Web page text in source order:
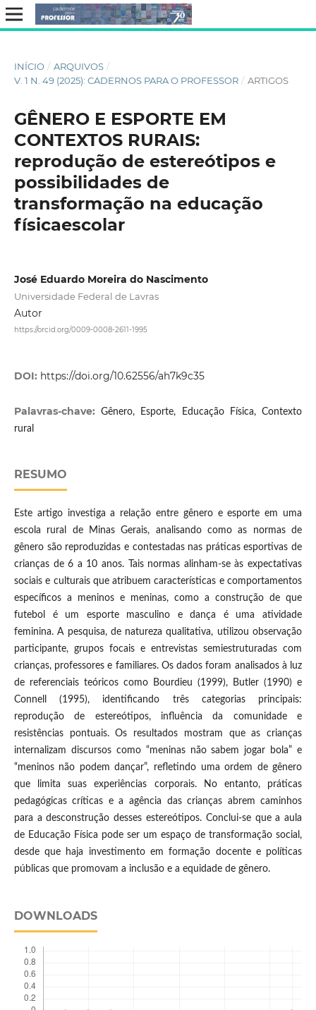
INÍCIO / ARQUIVOS /
V. 1 N. 49 (2025): CADERNOS PARA O PROFESSOR / ARTIGOS
GÊNERO E ESPORTE EM
CONTEXTOS RURAIS:
reprodução de estereótipos e
possibilidades de
transformação na educação
físicaescolar
José Eduardo Moreira do Nascimento
Universidade Federal de Lavras
Autor
https://orcid.org/0009-0008-2611-1995
DOI: https://doi.org/10.62556/ah7k9c35
Palavras-chave:Gênero, Esporte, Educação Física, Contexto
rural
RESUMO
Este artigo investiga a relação entre gênero e esporte em uma
escola rural de Minas Gerais, analisando como as normas de
gênero são reproduzidas e contestadas nas práticas esportivas de
crianças de 6 a 10 anos. Tais normas alinham-se às expectativas
sociais e culturais que atribuem características e comportamentos
específicos a meninos e meninas, como a construção de que
futebol é um esporte masculino e dança é uma atividade
feminina. A pesquisa, de natureza qualitativa, utilizou observação
participante, grupos focais e entrevistas semiestruturadas com
crianças, professores e familiares. Os dados foram analisados à luz
de referenciais teóricos como Bourdieu (1999), Butler (1990) e
Connell (1995), identificando três categorias principais:
reprodução de estereótipos, influência da comunidade e
resistências pontuais. Os resultados mostram que as crianças
internalizam discursos como “meninas não sabem jogar bola” e
“meninos não podem dançar”, refletindo uma ordem de gênero
que limita suas experiências corporais. No entanto, práticas
pedagógicas críticas e a agência das crianças abrem caminhos
para a desconstrução desses estereótipos. Conclui-se que a aula
de Educação Física pode ser um espaço de transformação social,
desde que haja investimento em formação docente e políticas
públicas que promovam a inclusão e a equidade de gênero.
DOWNLOADS